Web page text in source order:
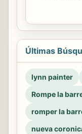
Últimas
lynn painter
Rompe la
romper la
nueva